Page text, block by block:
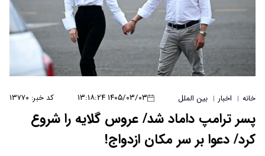
خانه | اخبار | بین الملل ۱۴۰۵/۰۳/۰۳ ۱۳:۱۸:۲۴ کد خبر: ۱۳۷۷۰
پسر ترامپ داماد شد/ عروس گلایه را شروع
کرد/ دعوا بر سر مکان ازدواج!